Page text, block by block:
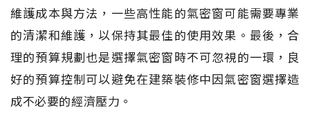
維護成本與方法，一些高性能的氣密窗可能需要專業
的清潔和維護，以保持其最佳的使用效果。最後，合
理的預算規劃也是選擇氣密窗時不可忽視的一環，良
好的預算控制可以避免在建築裝修中因氣密窗選擇造
成不必要的經濟壓力。